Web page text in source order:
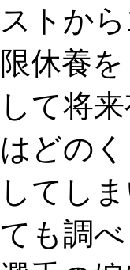
ストか
限休養
して将
はどの
してし
ても調